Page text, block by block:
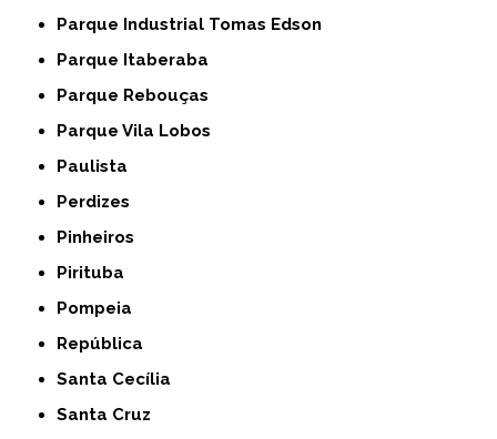
Parque Industrial Tomas Edson
Parque Itaberaba
Parque Rebouças
Parque Vila Lobos
Paulista
Perdizes
Pinheiros
Pirituba
Pompeia
República
Santa Cecília
Santa Cruz